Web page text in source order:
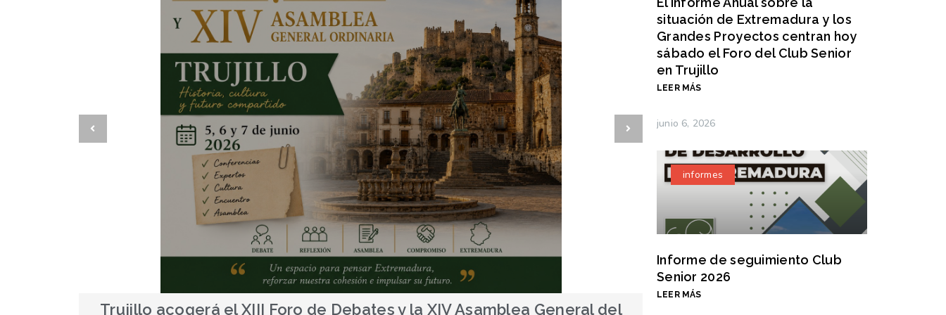
Antonio Huertas, nuevo Embajador Honorario de la Marca España:
situación de Extremadura y los
Grandes Proyectos centran hoy
sábado el Foro del Club Senior
en Trujillo
LEER MÁS
junio 6, 2026
informes
Informe de seguimiento Club
Senior 2026
LEER MÁS